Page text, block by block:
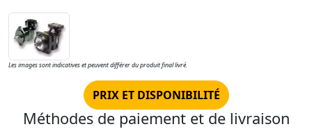
Les images sont indicatives et peuvent différer du produit final livré.
PRIX ET DISPONIBILITÉ
Méthodes de paiement et de livraison